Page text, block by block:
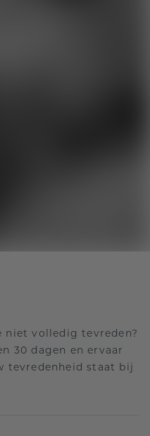
niet volledig tevreden?
30 dagen en ervaar
tevredenheid staat bij